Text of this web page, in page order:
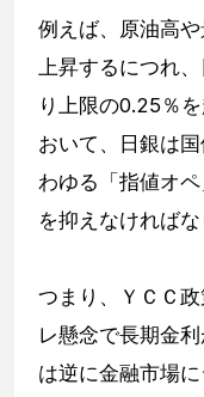
例えば、原油高
上昇するにつれ
り上限の0.25％
おいて、日銀は
わゆる「指値オ
を抑えなければな
つまり、ＹＣＣ
レ懸念で長期金
は逆に金融市場